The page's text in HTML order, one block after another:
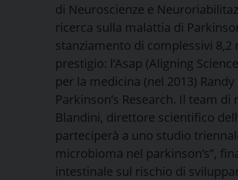
di Neuroscienze e
ricerca sulla malattia di
stanziamento di complessivi
prestigio: l’Asap (Aligning
per la medicina (nel 2013)
Parkinson’s Research. Il team
Blandini, direttore scientifico
parteciperà a uno studio
microbioma nel parkinson’s”,
intestinale sul rischio di